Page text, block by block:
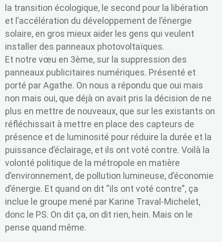
la transition écologique, le second pour la libération
et l’accélération du développement de l’énergie
solaire, en gros mieux aider les gens qui veulent
installer des panneaux photovoltaïques.
Et notre vœu en 3ème, sur la suppression des
panneaux publicitaires numériques. Présenté et
porté par Agathe. On nous a répondu que oui mais
non mais oui, que déjà on avait pris la décision de ne
plus en mettre de nouveaux, que sur les existants on
réfléchissait à mettre en place des capteurs de
présence et de luminosité pour réduire la durée et la
puissance d’éclairage, et ils ont voté contre. Voilà la
volonté politique de la métropole en matière
d’environnement, de pollution lumineuse, d’économie
d’énergie. Et quand on dit “ils ont voté contre”, ça
inclue le groupe mené par Karine Traval-Michelet,
donc le PS. On dit ça, on dit rien, hein. Mais on le
pense quand même.